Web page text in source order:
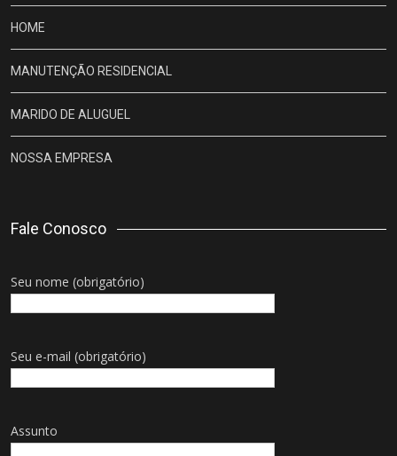
HOME
MANUTENÇÃO RESIDENCIAL
MARIDO DE ALUGUEL
NOSSA EMPRESA
Fale Conosco
Seu nome (obrigatório)
Seu e-mail (obrigatório)
Assunto